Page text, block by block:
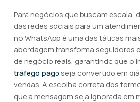
Para negócios que buscam escala,
das redes sociais para um
no WhatsApp é uma das táticas
abordagem transforma seguidores
de negócio reais, garantindo que o
tráfego pago seja convertido em
vendas. A escolha correta dos
que a mensagem seja ignorada em